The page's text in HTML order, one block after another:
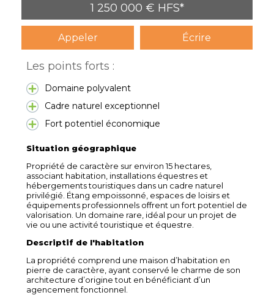
1 250 000 € HFS*
Appeler Écrire
Les points forts :
Domaine polyvalent
Cadre naturel exceptionnel
Fort potentiel économique
Situation géographique
Propriété de caractère sur environ 15 hectares,
associant habitation, installations équestres et
hébergements touristiques dans un cadre naturel
privilégié. Étang empoissonné, espaces de loisirs et
équipements professionnels offrent un fort potentiel de
valorisation. Un domaine rare, idéal pour un projet de
vie ou une activité touristique et équestre.
Descriptif de l'habitation
La propriété comprend une maison d’habitation en
pierre de caractère, ayant conservé le charme de son
architecture d’origine tout en bénéficiant d’un
agencement fonctionnel.